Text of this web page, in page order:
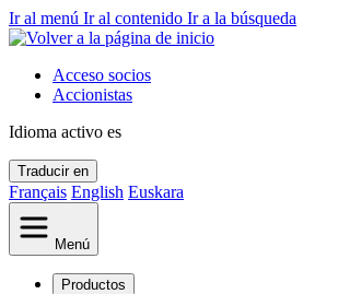
Ir al menú Ir al contenido Ir a la búsqueda
Acceso socios
Accionistas
Idioma activo es
Traducir en
Français English Euskara
Menú
Productos